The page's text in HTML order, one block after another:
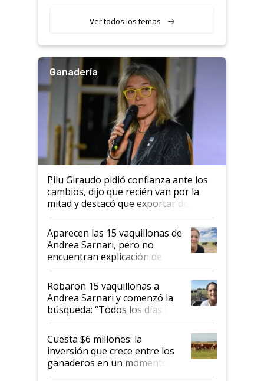
variedades que marcan un
salto tecnológico en genética y
Ver todos los temas
Ganadería
Pilu Giraudo pidió confianza ante los
cambios, dijo que recién van por la
mitad y destacó que exportar dejó de
ser "para unos pocos": "Tenemos un
mandato muy claro del gobierno
nacional"
Aparecen las 15 vaquillonas de
Andrea Sarnari, pero no
encuentran explicación de
cómo llegaron allí
Robaron 15 vaquillonas a
Andrea Sarnari y comenzó la
búsqueda: “Todos los días le
toca a algún productor”
Cuesta $6 millones: la
inversión que crece entre los
ganaderos en un momento
histórico para la actividad